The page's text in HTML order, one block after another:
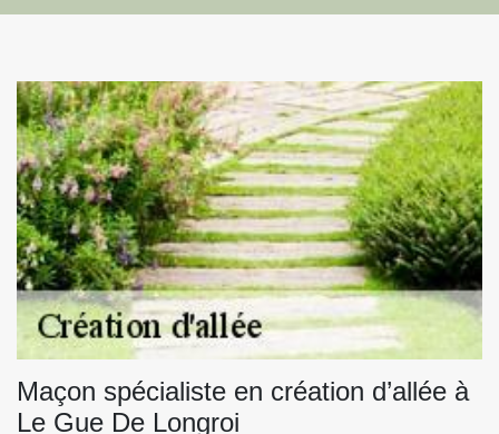
Maçon spécialiste en création d’allée à
Le Gue De Longroi